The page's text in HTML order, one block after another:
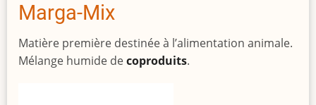
Marga-Mix
Matière première destinée à l’alimentation animale.
Mélange humide decoproduits.